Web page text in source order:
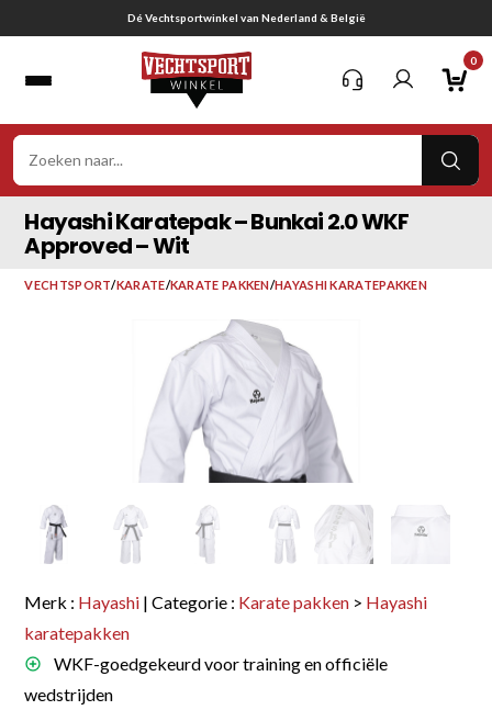
naar
Gratis verzending vanaf € 75,-
0
Hayashi Karatepak – Bunkai 2.0 WKF
Approved – Wit
VECHTSPORT/KARATE/KARATE PAKKEN/HAYASHI KARATEPAKKEN
Merk : Hayashi | Categorie : Karate pakken > Hayashi
karatepakken
WKF-goedgekeurd voor training en officiële
wedstrijden